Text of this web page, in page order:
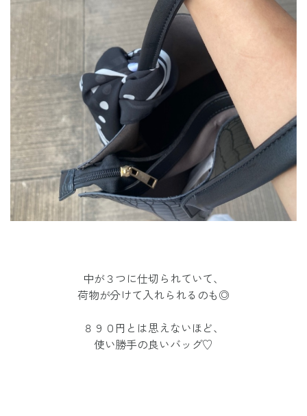
中が３つに仕切られていて、
荷物が分けて入れられるのも◎
８９０円とは思えないほど、
使い勝手の良いバッグ♡